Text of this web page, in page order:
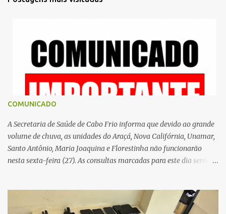
COMUNICADO
A Secretaria de Saúde de Cabo Frio informa que devido ao grande
volume de chuva, as unidades do Araçá, Nova Califórnia, Unamar,
Santo Antônio, Maria Joaquina e Florestinha não funcionarão
nesta sexta-feira (27). As consultas marcadas para este dia serão
Contamos com a compreensão de toda população, pois se trata de
uma situação climática que foge ao controle da administração